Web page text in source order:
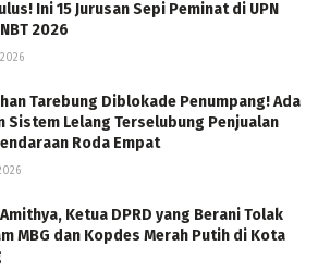
Ini 15 Jurusan Sepi Peminat di UPN
2026
Tarebung Diblokade Penumpang! Ada
Sistem Lelang Terselubung Penjualan
Roda Empat
Ketua DPRD yang Berani Tolak
MBG dan Kopdes Merah Putih di Kota